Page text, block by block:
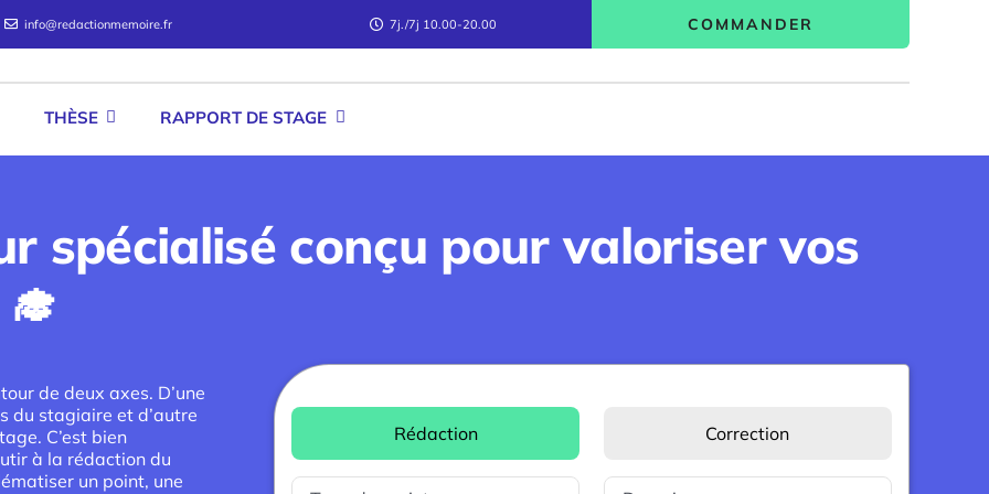
info@redactionmemoire.fr 7j./7j 10.00-20.00 COMMANDER
THÈSE RAPPORT DE STAGE
spécialisé conçu pour valoriser vos
de deux axes. D’une
du stagiaire et d’autre
C’est bien
à la rédaction du
un point, une
Rédaction Correction